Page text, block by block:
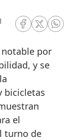
RRSS Facebook
RRSSRRSS
y se
bicicletas
el
turno de